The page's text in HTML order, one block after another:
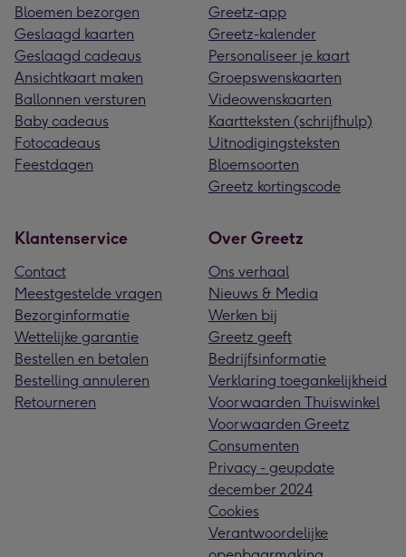
Bloemen bezorgen
Geslaagd kaarten
Geslaagd cadeaus
Ansichtkaart maken
Ballonnen versturen
Baby cadeaus
Fotocadeaus
Feestdagen
Greetz-app
Greetz-kalender
Personaliseer je kaart
Groepswenskaarten
Videowenskaarten
Kaartteksten (schrijfhulp)
Uitnodigingsteksten
Bloemsoorten
Greetz kortingscode
Klantenservice
Contact
Meestgestelde vragen
Bezorginformatie
Wettelijke garantie
Bestellen en betalen
Bestelling annuleren
Retourneren
Over Greetz
Ons verhaal
Nieuws & Media
Werken bij
Greetz geeft
Bedrijfsinformatie
Verklaring toegankelijkheid
Voorwaarden Thuiswinkel
Voorwaarden Greetz
Consumenten
Privacy - geupdate
december 2024
Cookies
Verantwoordelijke